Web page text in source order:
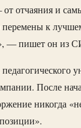
от отчаяния и
к
— пишет он из
После
никогда